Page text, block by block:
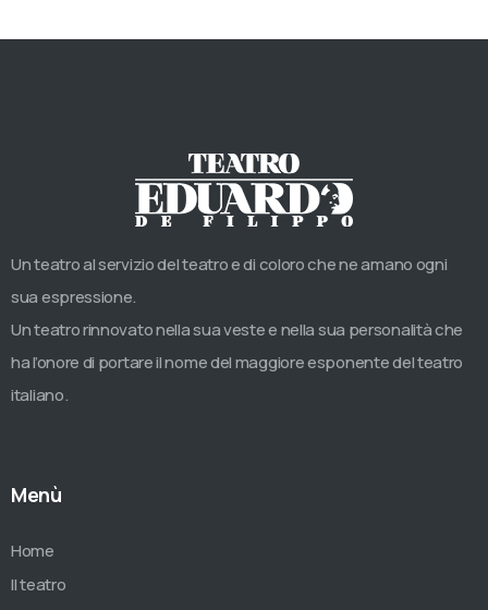
Un teatro al servizio del teatro e di coloro che ne amano ogni
sua espressione.
Un teatro rinnovato nella sua veste e nella sua personalità che
ha l’onore di portare il nome del maggiore esponente del teatro
italiano.
Menù
Home
Il teatro